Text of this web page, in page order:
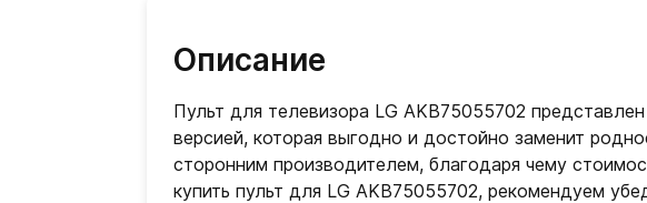
Описание
Пульт для телевизора LG AKB75055702
версией, которая выгодно и достойно заменит
сторонним производителем, благодаря чему
купить пульт для LG AKB75055702, рекомендуем